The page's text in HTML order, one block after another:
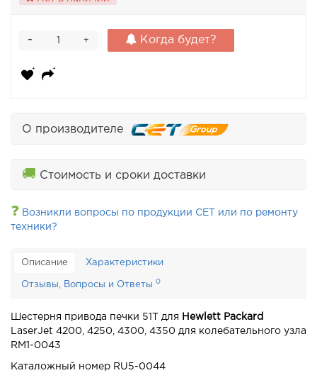
+
- Когда будет?
О производителе
🚚 Стоимость и сроки доставки
❓ Возникли вопросы по продукции CET или по ремонту
техники?
Описание Характеристики
Отзывы, Вопросы и Ответы 0
Шестерня привода печки 51T для
Hewlett Packard
LaserJet 4200, 4250, 4300, 4350 для колебательного узла
RM1-0043
Каталожный номер RU5-0044